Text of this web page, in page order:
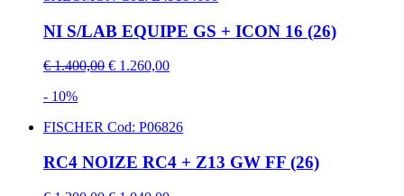
NI S/LAB EQUIPE GS + ICON 16 (26)
€ 1.400,00 € 1.260,00
- 10%
FISCHER Cod: P06826
RC4 NOIZE RC4 + Z13 GW FF (26)